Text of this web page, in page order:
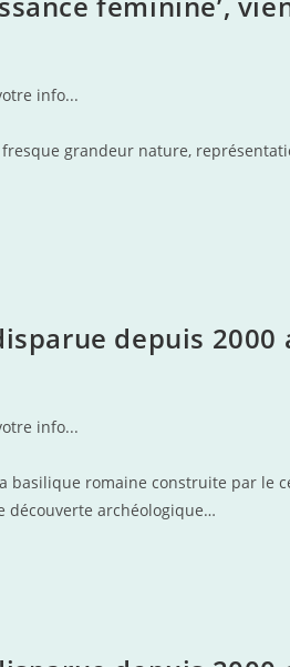
info...
grandeur nature,
depuis
info...
basilique romaine construite par le
découverte archéologique…